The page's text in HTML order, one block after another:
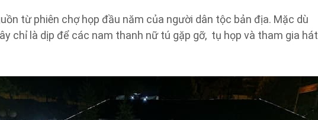
từ phiên chợ họp đầu năm của người dân tộc bản địa. Mặc dù
chỉ là dịp để các nam thanh nữ tú gặp gỡ, tụ họp và tham gia hát